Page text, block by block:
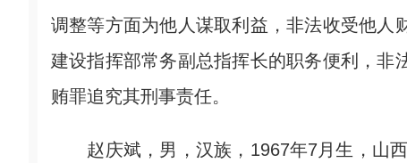
调整等方面为他人谋取利益，非法收受他人
建设指挥部常务副总指挥长的职务便利，非
贿罪追究其刑事责任。
赵庆斌，男，汉族，1967年7月生，山西